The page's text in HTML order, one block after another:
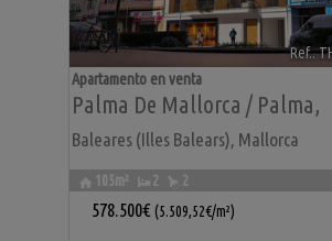
Ref..
Palma De Mallorca / Palma,
Baleares (Illes Balears), Mallorca
Apartamento en venta
105m² 2 2
578.500€ (5.509,52€/m²)